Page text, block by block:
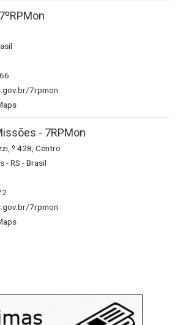
7rpmon
- 7RPMon
º 428, Centro
- RS - Brasil
7rpmon